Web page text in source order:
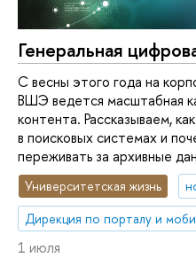
Генеральная
С весны этого года на
ВШЭ ведется масштабная
контента. Рассказываем,
в поисковых системах и
переживать за архивные
Университетская жизнь
Дирекция по порталу и
1 июля